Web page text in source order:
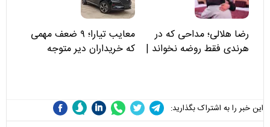
رضا هلالی؛ مداحی که در
هرندی فقط روضه نخواند |
معایب تیارا؛ ۹ ضعف مهمی
که خریداران دیر متوجه
این خبر را به اشتراک بگذارید: